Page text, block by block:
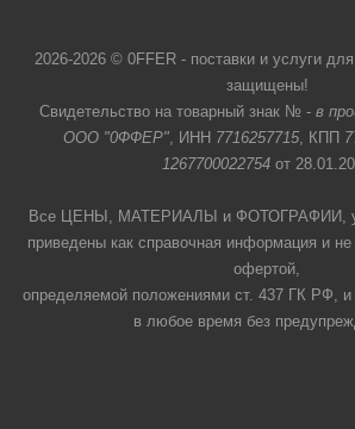
2026-2026 © 0FFER - поставки и услуги
защищены!
Свидетельство на товарный знак № - в
ООО "0ФФЕР", ИНН 7716257715, КПП
1267700022754 от
Все ЦЕНЫ, МАТЕРИАЛЫ и ФОТОГРАФИИ,
приведены как справочная информация и
офертой,
определяемой положениями ст. 437 ГК РФ, и
в любое время без